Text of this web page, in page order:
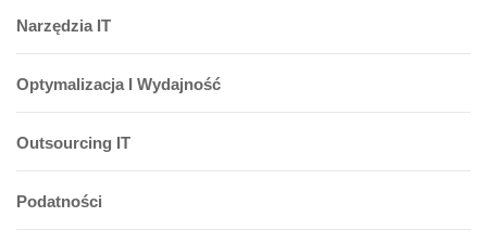
Narzędzia IT
Optymalizacja I Wydajność
Outsourcing IT
Podatności